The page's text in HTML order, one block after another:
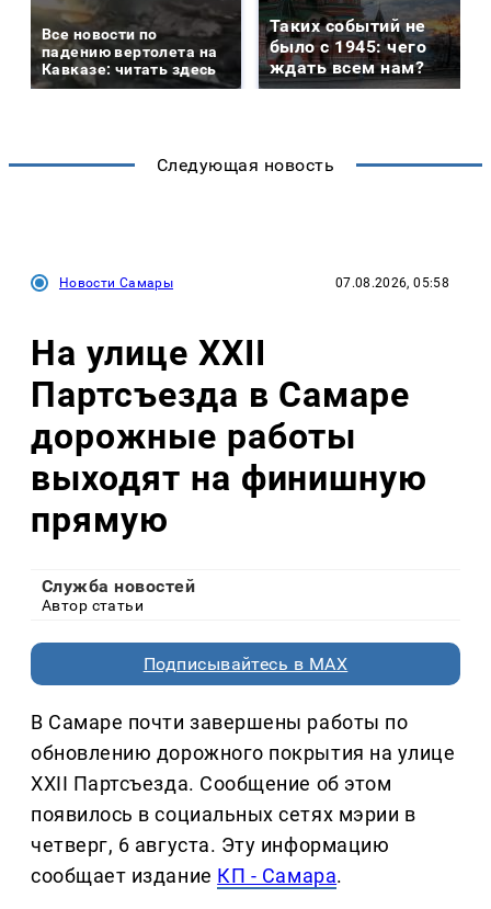
Все новости по
падению вертолета на
Кавказе: читать здесь
Таких событий не
было с 1945: чего
ждать всем нам?
Следующая новость
Новости Самары 07.08.2026, 05:58
На улице XXII
Партсъезда в Самаре
дорожные работы
выходят на финишную
прямую
Служба новостей
Автор статьи
Подписывайтесь в MAX
В Самаре почти завершены работы по
обновлению дорожного покрытия на улице
XXII Партсъезда. Сообщение об этом
появилось в социальных сетях мэрии в
четверг, 6 августа. Эту информацию
сообщает издание КП - Самара.